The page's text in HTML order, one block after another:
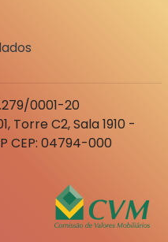
0001-20
Torre C2, Sala 1910 -
CEP: 04794-000